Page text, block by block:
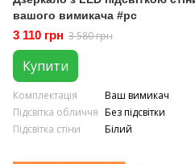
вашого вимикача #pc
3 110 грн 3 580 грн
Купити
Комплектація
Ваш вимикач
Підсвітка обличчя Без підсвітки
Підсвітка стіни
Білий